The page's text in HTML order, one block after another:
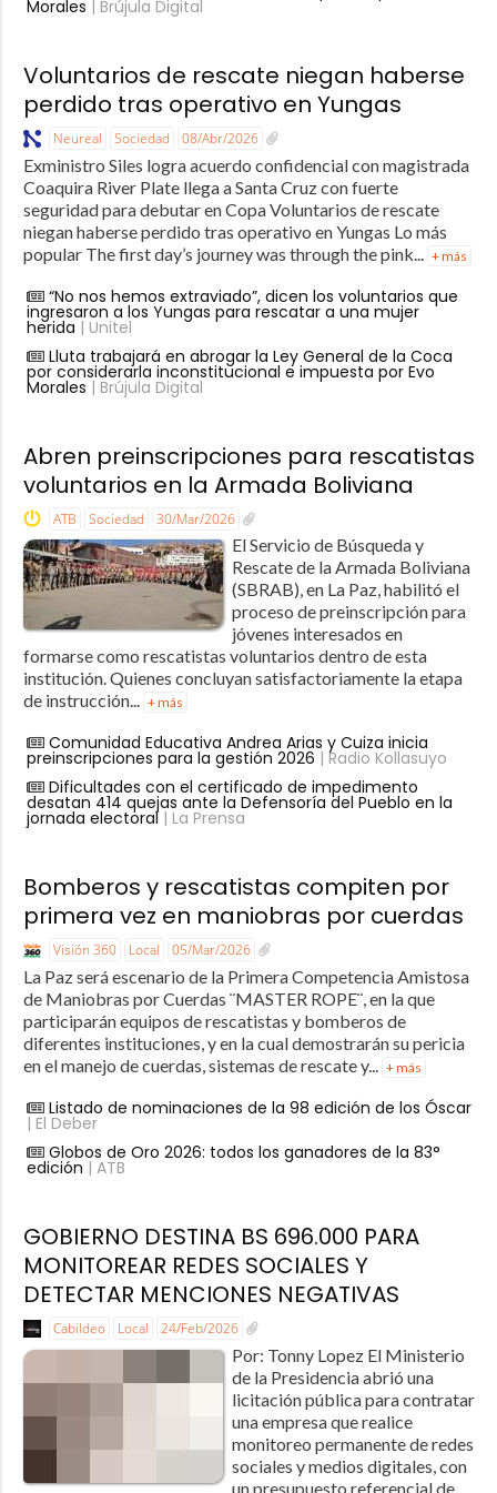
Morales | Brújula Digital
Voluntarios de rescate niegan haberse
perdido tras operativo en Yungas
Neureal Sociedad 08/Abr/2026
Exministro Siles logra acuerdo confidencial con magistrada
Coaquira River Plate llega a Santa Cruz con fuerte
seguridad para debutar en Copa Voluntarios de rescate
niegan haberse perdido tras operativo en Yungas Lo más
popular The first day’s journey was through the pink...
+ más
“No nos hemos extraviado”, dicen los voluntarios que
ingresaron a los Yungas para rescatar a una mujer
herida | Unitel
Lluta trabajará en abrogar la Ley General de la Coca
por considerarla inconstitucional e impuesta por Evo
Morales | Brújula Digital
Abren preinscripciones para rescatistas
voluntarios en la Armada Boliviana
ATB Sociedad 30/Mar/2026
El Servicio de Búsqueda y
Rescate de la Armada Boliviana
(SBRAB), en La Paz, habilitó el
proceso de preinscripción para
jóvenes interesados en
formarse como rescatistas voluntarios dentro de esta
institución. Quienes concluyan satisfactoriamente la etapa
de instrucción... + más
Comunidad Educativa Andrea Arias y Cuiza inicia
preinscripciones para la gestión 2026 | Radio Kollasuyo
Dificultades con el certificado de impedimento
desatan 414 quejas ante la Defensoría del Pueblo en la
jornada electoral| La Prensa
Bomberos y rescatistas compiten por
primera vez en maniobras por cuerdas
Visión 360 Local 05/Mar/2026
La Paz será escenario de la Primera Competencia Amistosa
de Maniobras por Cuerdas ¨MASTER ROPE¨, en la que
participarán equipos de rescatistas y bomberos de
diferentes instituciones, y en la cual demostrarán su pericia
en el manejo de cuerdas, sistemas de rescate y... + más
Listado de nominaciones de la 98 edición de los Óscar
| El Deber
Globos de Oro 2026: todos los ganadores de la 83°
edición | ATB
GOBIERNO DESTINA BS 696.000 PARA
MONITOREAR REDES SOCIALES Y
DETECTAR MENCIONES NEGATIVAS
Cabildeo Local 24/Feb/2026
Por: Tonny Lopez El Ministerio
de la Presidencia abrió una
licitación pública para contratar
una empresa que realice
monitoreo permanente de redes
sociales y medios digitales, con
un presupuesto referencial de